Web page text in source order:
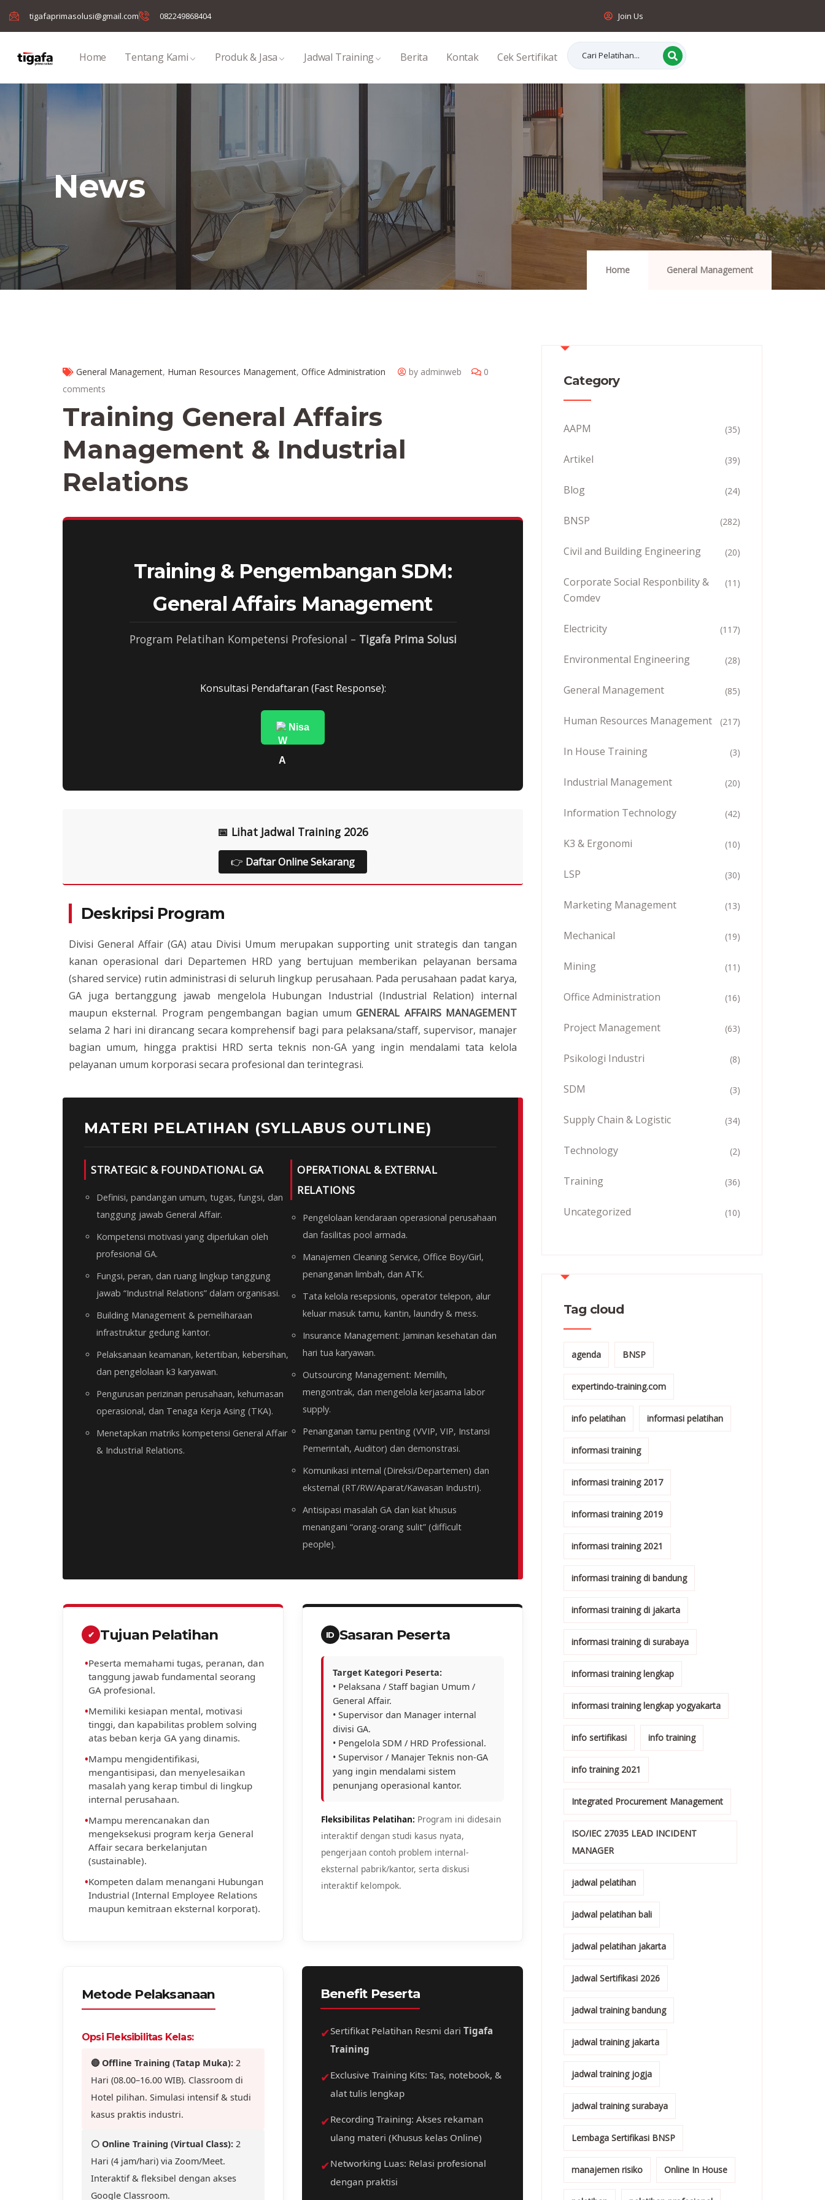
tigafaprimasolusi@gmail.com 082249868404 Join Us
Home Tentang Kami Produk & Jasa Jadwal Training Berita Kontak Cek Sertifikat
News
Home General Management
General Management, Human Resources Management, Office Administration by adminweb
0
comments
Training General Affairs
Management & Industrial
Relations
Training & Pengembangan SDM:
General Affairs Management
Program Pelatihan Kompetensi Profesional – Tigafa Prima Solusi
Konsultasi Pendaftaran (Fast Response):
Nisa
📅 Lihat Jadwal Training 2026
👉 Daftar Online Sekarang
Deskripsi Program
Divisi General Affair (GA) atau Divisi Umum merupakan supporting unit strategis dan tangan
kanan operasional dari Departemen HRD yang bertujuan memberikan pelayanan bersama
(shared service) rutin administrasi di seluruh lingkup perusahaan. Pada perusahaan padat karya,
GA juga bertanggung jawab mengelola Hubungan Industrial (Industrial Relation) internal
maupun eksternal. Program pengembangan bagian umumGENERAL AFFAIRS MANAGEMENT
selama 2 hari ini dirancang secara komprehensif bagi para pelaksana/staff, supervisor, manajer
bagian umum, hingga praktisi HRD serta teknis non-GA yang ingin mendalami tata kelola
pelayanan umum korporasi secara profesional dan terintegrasi.
MATERI PELATIHAN (SYLLABUS OUTLINE)
STRATEGIC & FOUNDATIONAL GA
Definisi, pandangan umum, tugas, fungsi, dan
tanggung jawab General Affair.
Kompetensi motivasi yang diperlukan oleh
profesional GA.
Fungsi, peran, dan ruang lingkup tanggung
jawab “Industrial Relations” dalam organisasi.
Building Management & pemeliharaan
infrastruktur gedung kantor.
Pelaksanaan keamanan, ketertiban, kebersihan,
dan pengelolaan k3 karyawan.
Pengurusan perizinan perusahaan, kehumasan
operasional, dan Tenaga Kerja Asing (TKA).
Menetapkan matriks kompetensi General Affair
& Industrial Relations.
OPERATIONAL & EXTERNAL
RELATIONS
Pengelolaan kendaraan operasional perusahaan
dan fasilitas pool armada.
Manajemen Cleaning Service, Office Boy/Girl,
penanganan limbah, dan ATK.
Tata kelola resepsionis, operator telepon, alur
keluar masuk tamu, kantin, laundry & mess.
Insurance Management: Jaminan kesehatan dan
hari tua karyawan.
Outsourcing Management: Memilih,
mengontrak, dan mengelola kerjasama labor
supply.
Penanganan tamu penting (VVIP, VIP, Instansi
Pemerintah, Auditor) dan demonstrasi.
Komunikasi internal (Direksi/Departemen) dan
eksternal (RT/RW/Aparat/Kawasan Industri).
Antisipasi masalah GA dan kiat khusus
menangani “orang-orang sulit” (difficult
people).
✔ Tujuan Pelatihan
•Peserta memahami tugas, peranan, dan
tanggung jawab fundamental seorang
GA profesional.
•Memiliki kesiapan mental, motivasi
tinggi, dan kapabilitas problem solving
atas beban kerja GA yang dinamis.
•Mampu mengidentifikasi,
mengantisipasi, dan menyelesaikan
masalah yang kerap timbul di lingkup
internal perusahaan.
•Mampu merencanakan dan
mengeksekusi program kerja General
Affair secara berkelanjutan
(sustainable).
•Kompeten dalam menangani Hubungan
Industrial (Internal Employee Relations
maupun kemitraan eksternal korporat).
ID Sasaran Peserta
Target Kategori Peserta:
• Pelaksana / Staff bagian Umum /
General Affair.
• Supervisor dan Manager internal
divisi GA.
• Pengelola SDM / HRD Professional.
• Supervisor / Manajer Teknis non-GA
yang ingin mendalami sistem
penunjang operasional kantor.
Fleksibilitas Pelatihan: Program ini didesain
interaktif dengan studi kasus nyata,
pengerjaan contoh problem internal-
eksternal pabrik/kantor, serta diskusi
interaktif kelompok.
Metode Pelaksanaan
Opsi Fleksibilitas Kelas:
🔴 Offline Training (Tatap Muka): 2
Hari (08.00–16.00 WIB). Classroom di
Hotel pilihan. Simulasi intensif & studi
kasus praktis industri.
⚪ Online Training (Virtual Class): 2
Hari (4 jam/hari) via Zoom/Meet.
Interaktif & fleksibel dengan akses
Google Classroom.
Benefit Peserta
✔Sertifikat Pelatihan Resmi dari Tigafa
Training
✔Exclusive Training Kits: Tas, notebook, &
alat tulis lengkap
✔Recording Training: Akses rekaman
ulang materi (Khusus kelas Online)
✔Networking Luas: Relasi profesional
dengan praktisi
Category
AAPM (35)
Artikel (39)
Blog (24)
BNSP (282)
Civil and Building Engineering (20)
Corporate Social Responbility &
Comdev
(11)
Electricity (117)
Environmental Engineering (28)
General Management (85)
Human Resources Management (217)
In House Training (3)
Industrial Management (20)
Information Technology (42)
K3 & Ergonomi (10)
LSP (30)
Marketing Management (13)
Mechanical (19)
Mining (11)
Office Administration (16)
Project Management (63)
Psikologi Industri (8)
SDM (3)
Supply Chain & Logistic (34)
Technology (2)
Training (36)
Uncategorized (10)
Tag cloud
agenda BNSP
expertindo-training.com
info pelatihan informasi pelatihan
informasi training
informasi training 2017
informasi training 2019
informasi training 2021
informasi training di bandung
informasi training di jakarta
informasi training di surabaya
informasi training lengkap
informasi training lengkap yogyakarta
info sertifikasi info training
info training 2021
Integrated Procurement Management
ISO/IEC 27035 LEAD INCIDENT
MANAGER
jadwal pelatihan
jadwal pelatihan bali
jadwal pelatihan jakarta
Jadwal Sertifikasi 2026
jadwal training bandung
jadwal training jakarta
jadwal training jogja
jadwal training surabaya
Lembaga Sertifikasi BNSP
manajemen risiko Online In House